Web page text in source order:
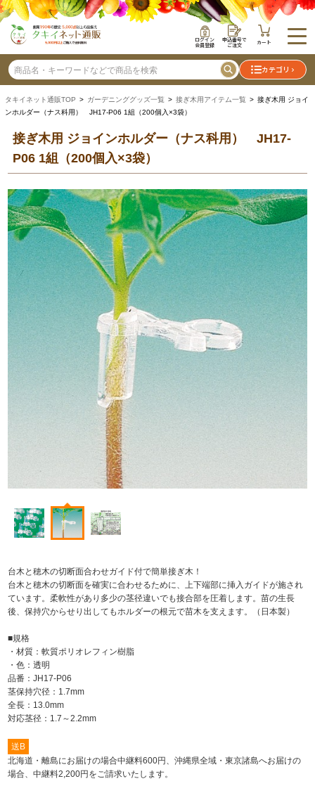
ログイン
会員登録
申込番号で
ご注文 カート
カテゴリ
タキイネット通販TOP > ガーデニンググッズ一覧 > 接ぎ木用アイテム一覧 > 接ぎ木用 ジョイ
ンホルダー（ナス科用） JH17-P06 1組（200個入×3袋）
接ぎ木用 ジョインホルダー（ナス科用） JH17-
P06 1組（200個入×3袋）
台木と穂木の切断面合わせガイド付で簡単接ぎ木！
台木と穂木の切断面を確実に合わせるために、上下端部に挿入ガイドが施され
ています。柔軟性があり多少の茎径違いでも接合部を圧着します。苗の生長
後、保持穴からせり出してもホルダーの根元で苗木を支えます。（日本製）
■規格
・材質：軟質ポリオレフィン樹脂
・色：透明
品番：JH17-P06
茎保持穴径：1.7mm
全長：13.0mm
対応茎径：1.7～2.2mm
送B
北海道・離島にお届けの場合中継料600円、沖縄県全域・東京諸島へお届けの
場合、中継料2,200円をご請求いたします。